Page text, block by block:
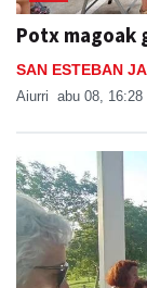
Potx magoak
SAN ESTEBAN
Aiurri abu 08, 16:28